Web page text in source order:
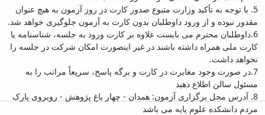
5. با توجه به تأکید وزارت متبوع صدور کارت در روز آزمون به هیچ عنوان
مقدور نبوده و از ورود داوطلبان بدون کارت به آزمون جلوگیری خواهد شد.
6.داوطلبان محترم می بایست علاوه بر کارت ورود به جلسه، شناسنامه یا
کارت ملی همراه داشته باشند در غیر اینصورت امکان شرکت در جلسه را
نخواهد داشت.
7.در صورت وجود مغایرت در کارت و برگه پاسخ، سریعاً مراتب را به
مسئول سالن اطلاع دهید
8. آدرس محل برگزاری آزمون: همدان - چهار باغ پژوهش - روبروی پارک
مردم دانشکده علوم پایه می باشد